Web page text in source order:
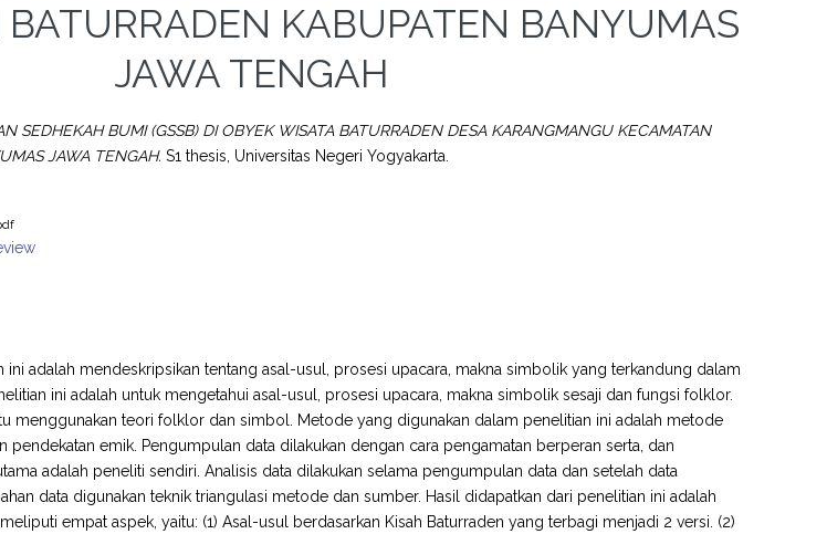
KABUPATEN BANYUMAS
JAWA TENGAH
SEDHEKAH BUMI (GSSB) DI OBYEK WISATA BATURRADEN DESA KARANGMANGU KECAMATAN
JAWA TENGAH. S1 thesis, Universitas Negeri Yogyakarta.
ini adalah mendeskripsikan tentang asal-usul, prosesi upacara, makna simbolik yang terkandung dalam
ini adalah untuk mengetahui asal-usul, prosesi upacara, makna simbolik sesaji dan fungsi folklor.
menggunakan teori folklor dan simbol. Metode yang digunakan dalam penelitian ini adalah metode
pendekatan emik. Pengumpulan data dilakukan dengan cara pengamatan berperan serta, dan
adalah peneliti sendiri. Analisis data dilakukan selama pengumpulan data dan setelah data
data digunakan teknik triangulasi metode dan sumber. Hasil didapatkan dari penelitian ini adalah
empat aspek, yaitu: (1) Asal-usul berdasarkan Kisah Baturraden yang terbagi menjadi 2 versi. (2)